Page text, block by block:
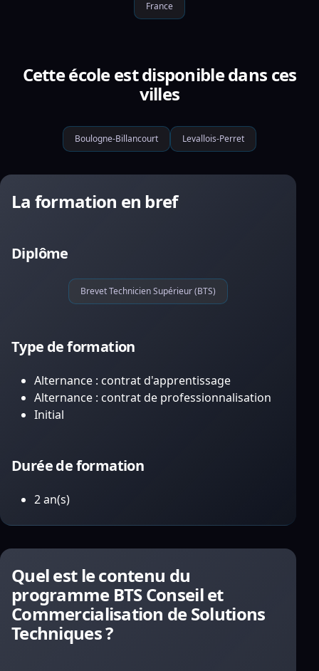
France
Cette école est disponible dans ces
villes
Boulogne-Billancourt Levallois-Perret
La formation en bref
Diplôme
Brevet Technicien Supérieur (BTS)
Type de formation
Alternance : contrat d'apprentissage
Alternance : contrat de professionnalisation
Initial
Durée de formation
2 an(s)
Quel est le contenu du
programme BTS Conseil et
Commercialisation de Solutions
Techniques ?